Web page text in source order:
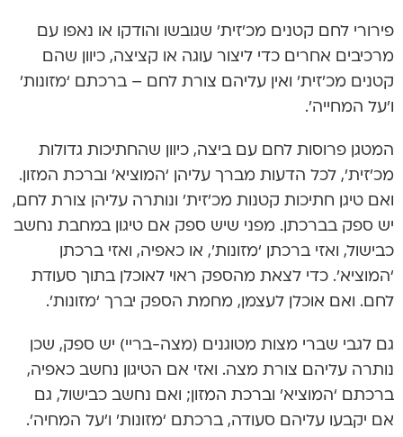
פירורי לחם קטנים מכ’זית’ שגובשו והודקו או נאפו עם
מרכיבים אחרים כדי ליצור עוגה או קציצה, כיוון שהם
קטנים מכ’זית’ ואין עליהם צורת לחם – ברכתם ‘מזונות’
ו’על המחייה’.
המטגן פרוסות לחם עם ביצה, כיוון שהחתיכות גדולות
מכ’זית’, לכל הדעות מברך עליהן ‘המוציא’ וברכת המזון.
ואם טיגן חתיכות קטנות מכ’זית’ ונותרה עליהן צורת לחם,
יש ספק בברכתן. מפני שיש ספק אם טיגון במחבת נחשב
כבישול, ואזי ברכתן ‘מזונות’, או כאפיה, ואזי ברכתן
‘המוציא’. כדי לצאת מהספק ראוי לאוכלן בתוך סעודת
לחם. ואם אוכלן לעצמן, מחמת הספק יברך ‘מזונות’.
גם לגבי שברי מצות מטוגנים (מצה-בריי) יש ספק, שכן
נותרה עליהם צורת מצה. ואזי אם הטיגון נחשב כאפיה,
ברכתם ‘המוציא’ וברכת המזון; ואם נחשב כבישול, גם
אם יקבעו עליהם סעודה, ברכתם ‘מזונות’ ו’על המחיה’.